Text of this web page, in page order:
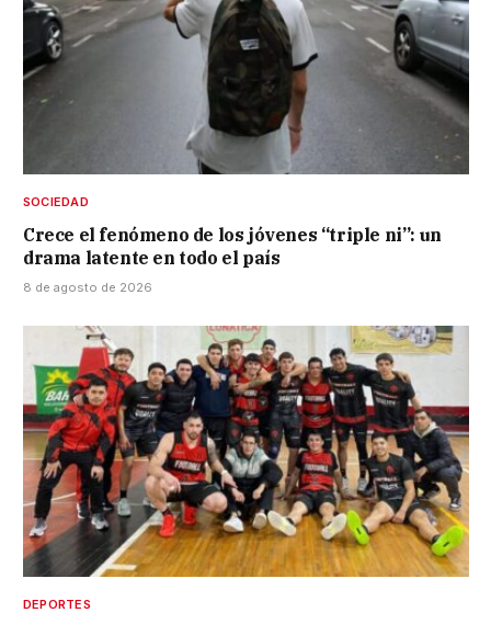
SOCIEDAD
Crece el fenómeno de los jóvenes “triple ni”: un
drama latente en todo el país
8 de agosto de 2026
DEPORTES